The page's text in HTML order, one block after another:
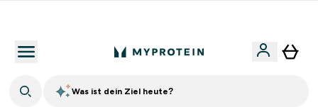
Was ist dein Ziel heute?